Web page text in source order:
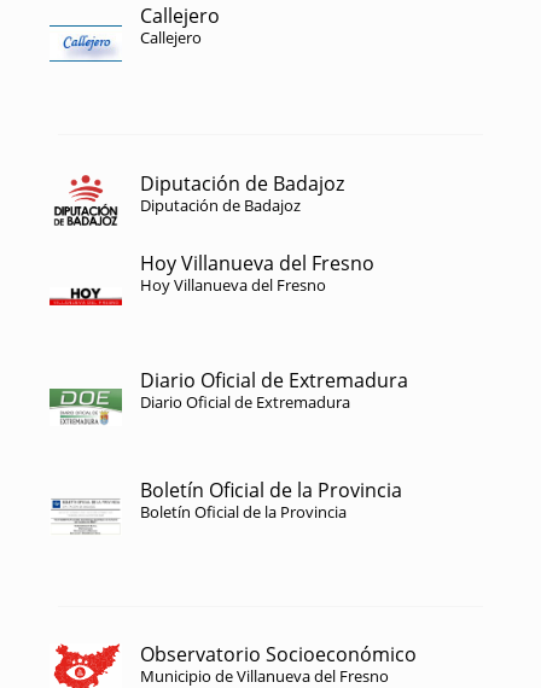
Callejero
Callejero
Diputación de Badajoz
Diputación de Badajoz
Hoy Villanueva del Fresno
Hoy Villanueva del Fresno
Diario Oficial de Extremadura
Diario Oficial de Extremadura
Boletín Oficial de la Provincia
Boletín Oficial de la Provincia
Observatorio Socioeconómico
Municipio de Villanueva del Fresno